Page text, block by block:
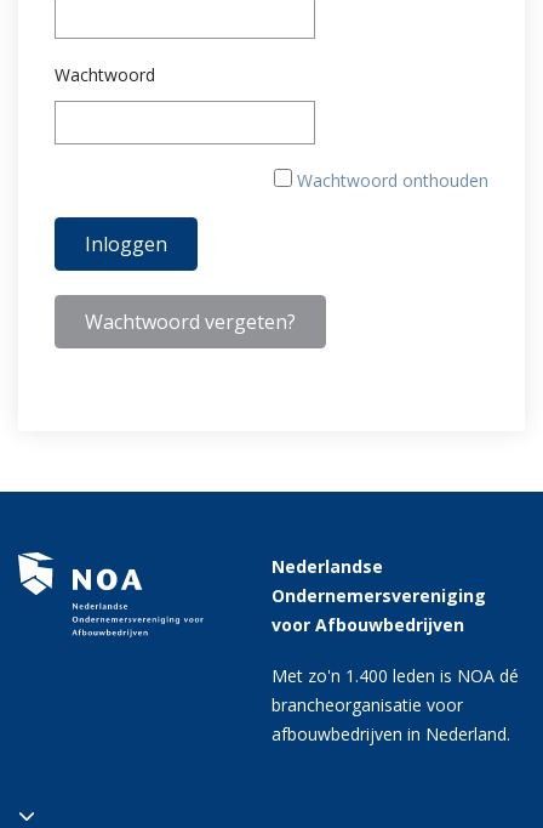
Wachtwoord
Wachtwoord onthouden
Wachtwoord vergeten?
Nederlandse
Ondernemersvereniging
voor Afbouwbedrijven
Met zo'n 1.400 leden is NOA dé
brancheorganisatie voor
afbouwbedrijven in Nederland.